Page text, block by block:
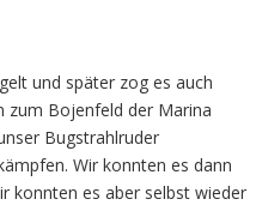
und später zog es auch
zum Bojenfeld der Marina
Bugstrahlruder
Wir konnten es dann
konnten es aber selbst wieder